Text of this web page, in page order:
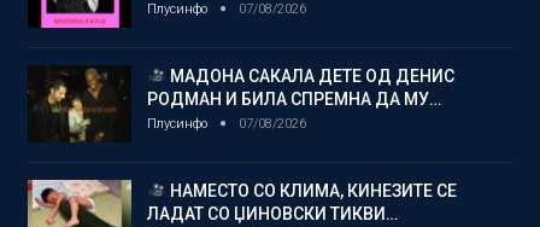
Плусинфо 07/08/2026
МАДОНА САКАЛА ДЕТЕ ОД ДЕНИС
РОДМАН И БИЛА СПРЕМНА ДА МУ…
Плусинфо 07/08/2026
НАМЕСТО СО КЛИМА, КИНЕЗИТЕ СЕ
ЛАДАТ СО ЏИНОВСКИ ТИКВИ…